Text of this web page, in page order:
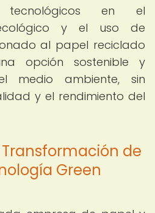
tecnológicos en el
y el uso de
al papel reciclado
opción sostenible y
medio ambiente, sin
y el rendimiento del
Transformación de
Green